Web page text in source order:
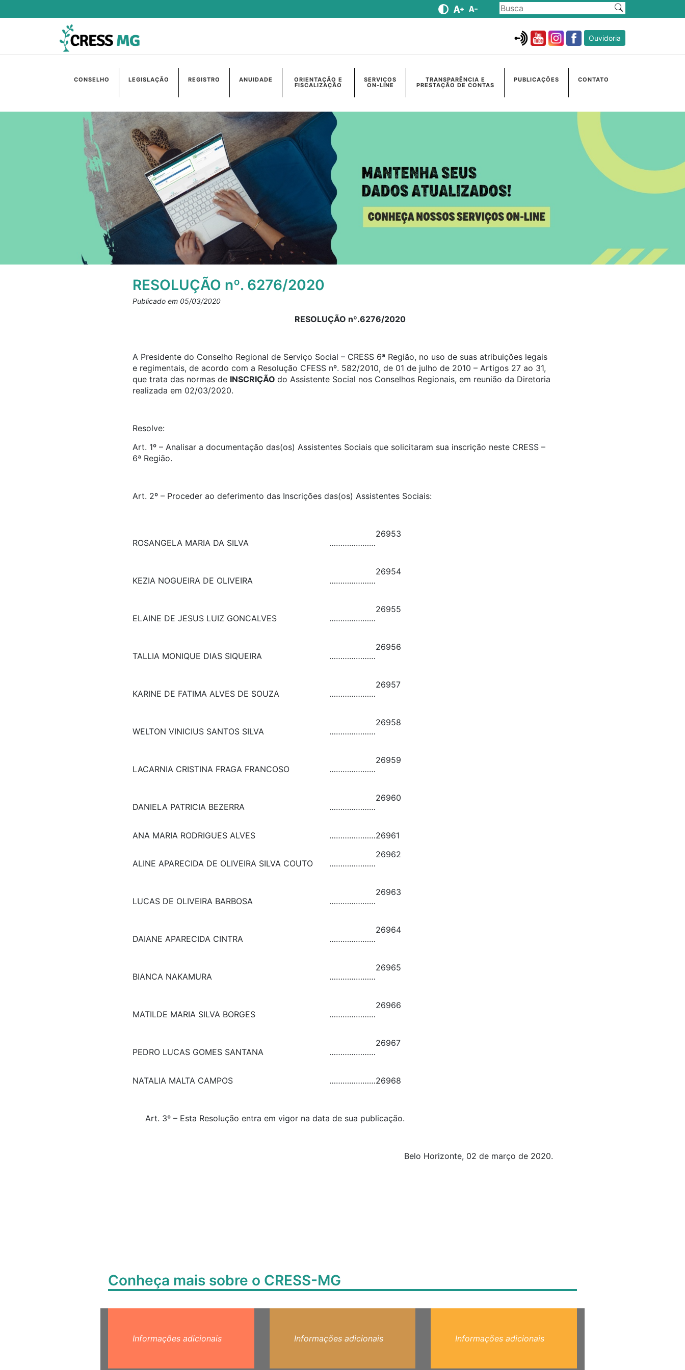
Ouvidoria
CONSELHO LEGISLAÇÃO REGISTRO ANUIDADE ORIENTAÇÃO E
FISCALIZAÇÃO
SERVIÇOS
ON-LINE
TRANSPARÊNCIA E
PRESTAÇÃO DE CONTAS
PUBLICAÇÕES CONTATO
RESOLUÇÃO nº. 6276/2020
Publicado em 05/03/2020
RESOLUÇÃO nº.6276/2020
A Presidente do Conselho Regional de Serviço Social – CRESS 6ª Região, no uso de suas atribuições legais
e regimentais, de acordo com a Resolução CFESS nº. 582/2010, de 01 de julho de 2010 – Artigos 27 ao 31,
que trata das normas de INSCRIÇÃO do Assistente Social nos Conselhos Regionais, em reunião da Diretoria
realizada em 02/03/2020.
Resolve:
Art. 1º – Analisar a documentação das(os) Assistentes Sociais que solicitaram sua inscrição neste CRESS –
6ª Região.
Art. 2º – Proceder ao deferimento das Inscrições das(os) Assistentes Sociais:
ROSANGELA MARIA DA SILVA …………………
26953
KEZIA NOGUEIRA DE OLIVEIRA …………………
26954
ELAINE DE JESUS LUIZ GONCALVES …………………
26955
TALLIA MONIQUE DIAS SIQUEIRA …………………
26956
KARINE DE FATIMA ALVES DE SOUZA …………………
26957
WELTON VINICIUS SANTOS SILVA …………………
26958
LACARNIA CRISTINA FRAGA FRANCOSO …………………
26959
DANIELA PATRICIA BEZERRA …………………
26960
ANA MARIA RODRIGUES ALVES …………………26961
ALINE APARECIDA DE OLIVEIRA SILVA COUTO …………………
26962
LUCAS DE OLIVEIRA BARBOSA …………………
26963
DAIANE APARECIDA CINTRA …………………
26964
BIANCA NAKAMURA …………………
26965
MATILDE MARIA SILVA BORGES …………………
26966
PEDRO LUCAS GOMES SANTANA …………………
26967
NATALIA MALTA CAMPOS …………………26968
Art. 3º – Esta Resolução entra em vigor na data de sua publicação.
Belo Horizonte, 02 de março de 2020.
Conheça mais sobre o CRESS-MG
Informações adicionais Informações adicionais Informações adicionais